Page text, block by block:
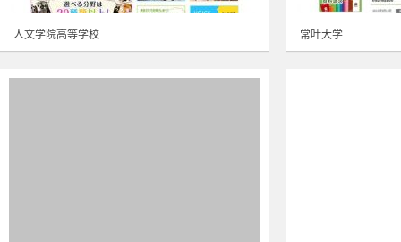
人文学院高等学校 常叶大学